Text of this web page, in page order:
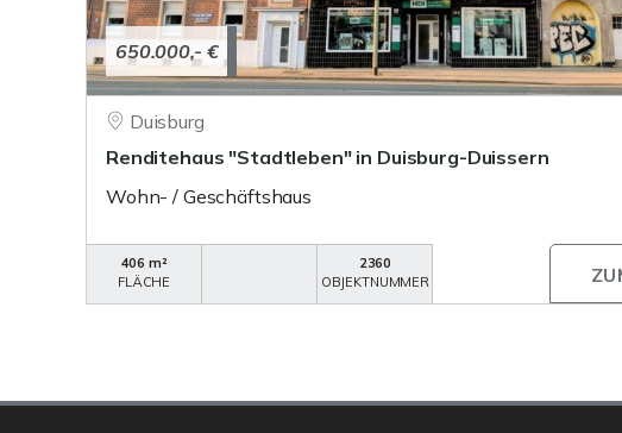
650.000,- €
Duisburg
Renditehaus "Stadtleben" in Duisburg-Duissern
Wohn- / Geschäftshaus
406 m²
FLÄCHE
2360
OBJEKTNUMMER